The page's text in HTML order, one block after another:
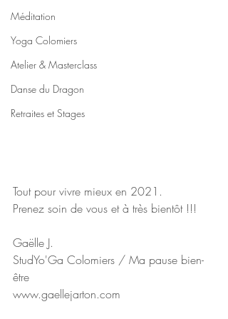
Méditation
Yoga Colomiers
Atelier & Masterclass
Danse du Dragon
Retraites et Stages
Tout pour vivre mieux en 2021.
Prenez soin de vous et à très bientôt !!!
Gaëlle J.
StudYo'Ga Colomiers / Ma pause bien-
être
www.gaellejarton.com